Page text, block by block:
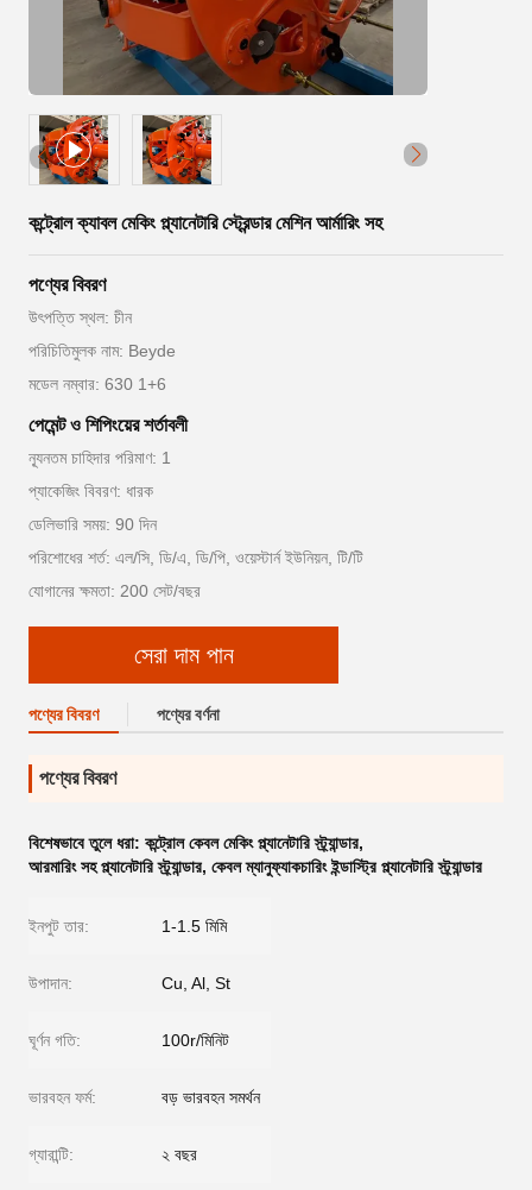
কন্ট্রোল ক্যাবল মেকিং প্ল্যানেটারি স্ট্রেন্ডার মেশিন আর্মারিং সহ
পণ্যের বিবরণ
উৎপত্তি স্থল: চীন
পরিচিতিমুলক নাম: Beyde
মডেল নম্বার: 630 1+6
পেমেন্ট ও শিপিংয়ের শর্তাবলী
ন্যূনতম চাহিদার পরিমাণ: 1
প্যাকেজিং বিবরণ: ধারক
ডেলিভারি সময়: 90 দিন
পরিশোধের শর্ত: এল/সি, ডি/এ, ডি/পি, ওয়েস্টার্ন ইউনিয়ন, টি/টি
যোগানের ক্ষমতা: 200 সেট/বছর
সেরা দাম পান
পণ্যের বিবরণ পণ্যের বর্ণনা
পণ্যের বিবরণ
বিশেষভাবে তুলে ধরা: কন্ট্রোল কেবল মেকিং প্ল্যানেটারি স্ট্র্যান্ডার,
আরমারিং সহ প্ল্যানেটারি স্ট্র্যান্ডার, কেবল ম্যানুফ্যাকচারিং ইন্ডাস্ট্রি প্ল্যানেটারি স্ট্র্যান্ডার
ইনপুট তার: 1-1.5 মিমি
উপাদান: Cu, Al, St
ঘূর্ণন গতি: 100r/মিনিট
ভারবহন ফর্ম: বড় ভারবহন সমর্থন
গ্যারান্টি: ২ বছর